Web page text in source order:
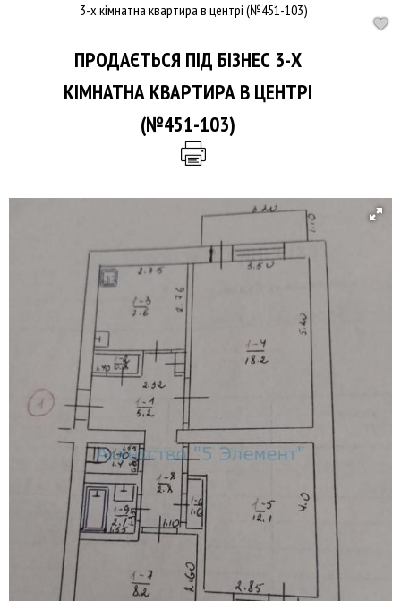
3-х кімнатна квартира в центрі (№451-103)
ПРОДАЄТЬСЯ ПІД БІЗНЕС 3-Х
КІМНАТНА КВАРТИРА В ЦЕНТРІ
(№451-103)